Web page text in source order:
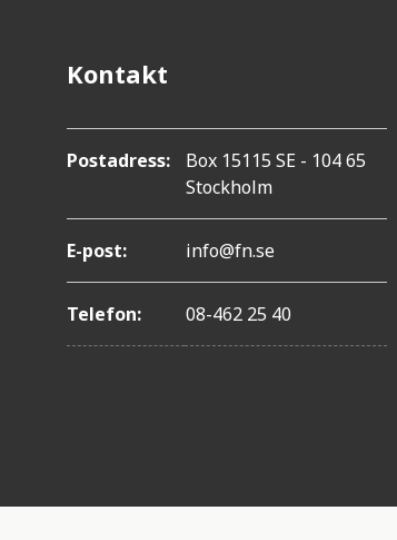
Kontakt
Postadress:
Box 15115 SE - 104 65
Stockholm
E-post: info@fn.se
Telefon: 08-462 25 40